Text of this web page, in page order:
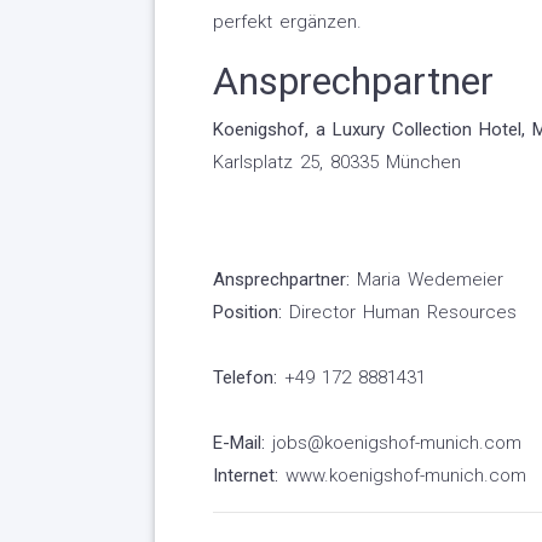
perfekt ergänzen.
Ansprechpartner
Koenigshof, a Luxury Collection Hotel,
Karlsplatz 25, 80335 München
Ansprechpartner: Maria Wedemeier
Position: Director Human Resources
Telefon: +49 172 8881431
E-Mail: jobs@koenigshof-munich.com
Internet: www.koenigshof-munich.com